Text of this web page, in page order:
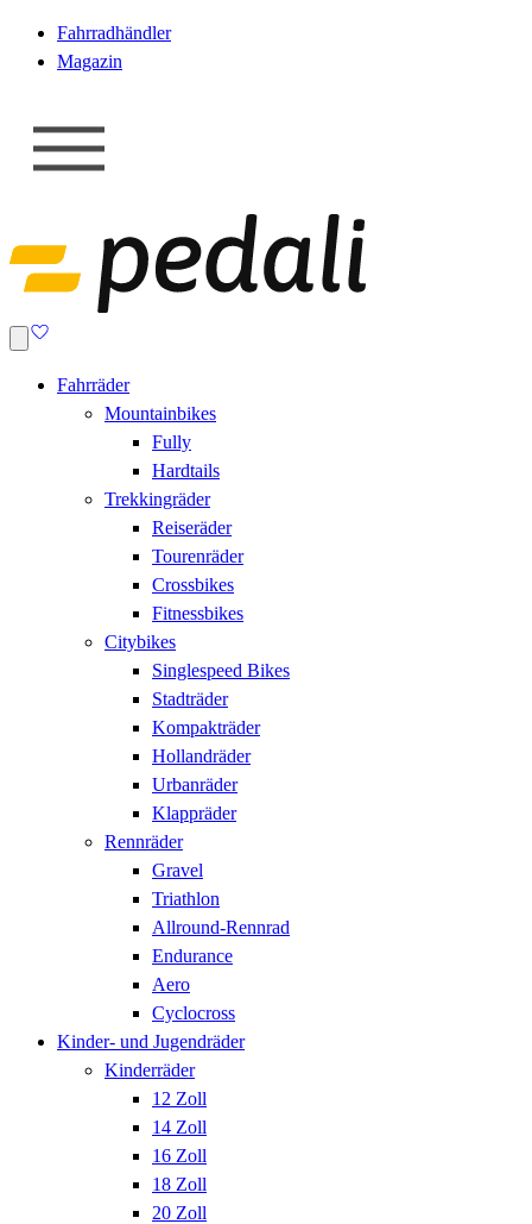
Fahrradhändler
Magazin
Fahrräder
Mountainbikes
Fully
Hardtails
Trekkingräder
Reiseräder
Tourenräder
Crossbikes
Fitnessbikes
Citybikes
Singlespeed Bikes
Stadträder
Kompakträder
Hollandräder
Urbanräder
Klappräder
Rennräder
Gravel
Triathlon
Allround-Rennrad
Endurance
Aero
Cyclocross
Kinder- und Jugendräder
Kinderräder
12 Zoll
14 Zoll
16 Zoll
18 Zoll
20 Zoll